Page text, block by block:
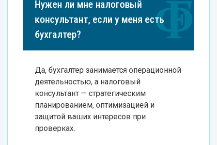
Нужен ли мне налоговый
консультант, если у меня есть
бухгалтер?
Да, бухгалтер занимается операционной
деятельностью, а налоговый
консультант — стратегическим
планированием, оптимизацией и
защитой ваших интересов при
проверках.